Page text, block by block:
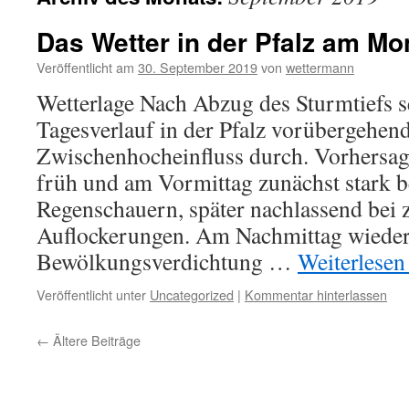
Das Wetter in der Pfalz am
Veröffentlicht am 30. September 2019von wettermann
Wetterlage Nach Abzug des Sturmtiefs
Tagesverlauf in der Pfalz
Zwischenhocheinfluss durch.
früh und am Vormittag zunächst stark
Regenschauern, später nachlassend
Auflockerungen. Am Nachmittag
Bewölkungsverdichtung …
Veröffentlicht unter Uncategorized | Kommentar hinterlassen
← Ältere Beiträge